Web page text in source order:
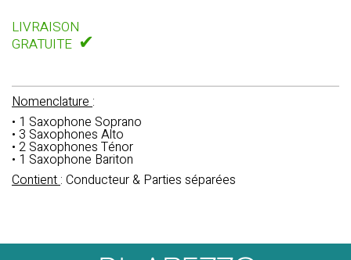
LIVRAISON
GRATUITE ✔
Nomenclature:
• 1 Saxophone Soprano
• 3 Saxophones Alto
• 2 Saxophones Ténor
• 1 Saxophone Bariton
Contient: Conducteur & Parties séparées